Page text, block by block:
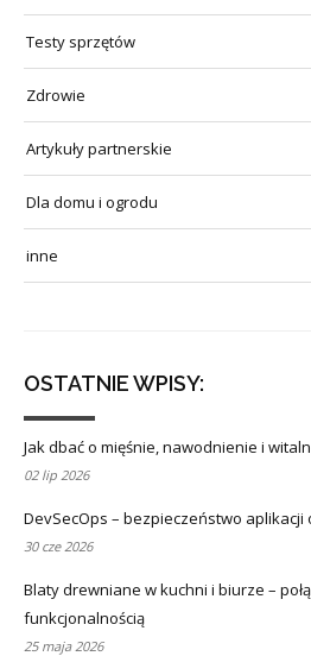
Testy sprzętów
Zdrowie
Artykuły partnerskie
Dla domu i ogrodu
inne
OSTATNIE WPISY:
Jak dbać o mięśnie, nawodnienie i
02 lip 2026
DevSecOps – bezpieczeństwo
30 cze 2026
Blaty drewniane w kuchni i biurze –
funkcjonalnością
25 maja 2026